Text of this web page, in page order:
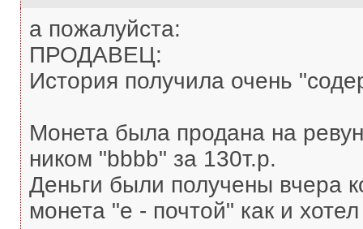
а пожалуйста:
ПРОДАВЕЦ:
История получила очень
Монета была продана на
ником "bbbb" за 130т.р.
Деньги были получены вчера
монета "е - почтой" как и